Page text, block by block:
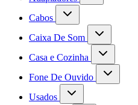
Cabos
Caixa De Som
Casa e Cozinha
Fone De Ouvido
Usados